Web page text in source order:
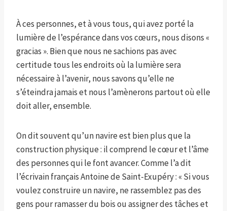
À ces personnes, et à vous tous, qui avez porté la
lumière de l’espérance dans vos cœurs, nous disons «
gracias ». Bien que nous ne sachions pas avec
certitude tous les endroits où la lumière sera
nécessaire à l’avenir, nous savons qu’elle ne
s’éteindra jamais et nous l’amènerons partout où elle
doit aller, ensemble.
On dit souvent qu’un navire est bien plus que la
construction physique : il comprend le cœur et l’âme
des personnes qui le font avancer. Comme l’a dit
l’écrivain français Antoine de Saint-Exupéry : « Si vous
voulez construire un navire, ne rassemblez pas des
gens pour ramasser du bois ou assigner des tâches et